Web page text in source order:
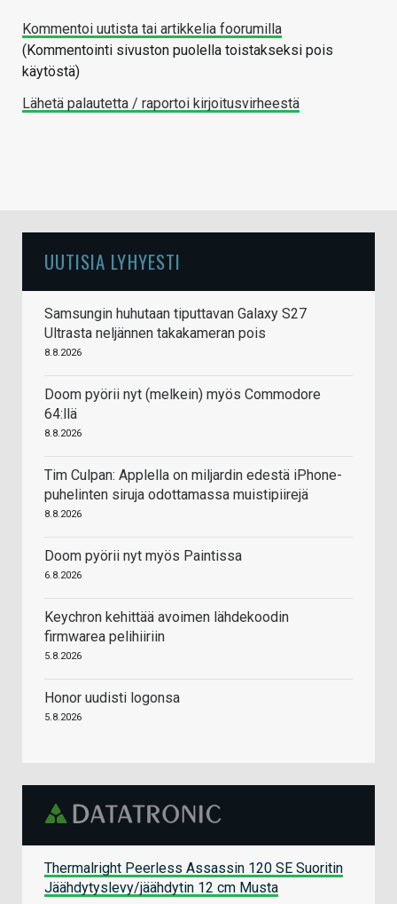
Kommentoi uutista tai artikkelia foorumilla
(Kommentointi sivuston puolella toistakseksi pois
käytöstä)
Lähetä palautetta / raportoi kirjoitusvirheestä
UUTISIA LYHYESTI
Samsungin huhutaan tiputtavan Galaxy S27
Ultrasta neljännen takakameran pois
8.8.2026
Doom pyörii nyt (melkein) myös Commodore
64:llä
8.8.2026
Tim Culpan: Applella on miljardin edestä iPhone-
puhelinten siruja odottamassa muistipiirejä
8.8.2026
Doom pyörii nyt myös Paintissa
6.8.2026
Keychron kehittää avoimen lähdekoodin
firmwarea pelihiiriin
5.8.2026
Honor uudisti logonsa
5.8.2026
Thermalright Peerless Assassin 120 SE Suoritin
Jäähdytyslevy/jäähdytin 12 cm Musta